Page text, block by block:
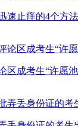
速止痒的4个方
区成考生“许愿